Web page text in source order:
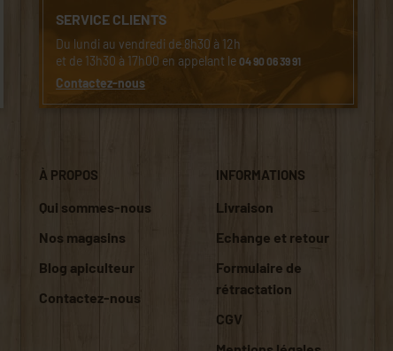
SERVICE CLIENTS
Du lundi au vendredi de 8h30 à 12h
et de 13h30 à 17h00 en appelant le04 90 06 39 91
Contactez-nous
À PROPOS
Qui sommes-nous
Nos magasins
Blog apiculteur
Contactez-nous
INFORMATIONS
Livraison
Echange et retour
Formulaire de
rétractation
CGV